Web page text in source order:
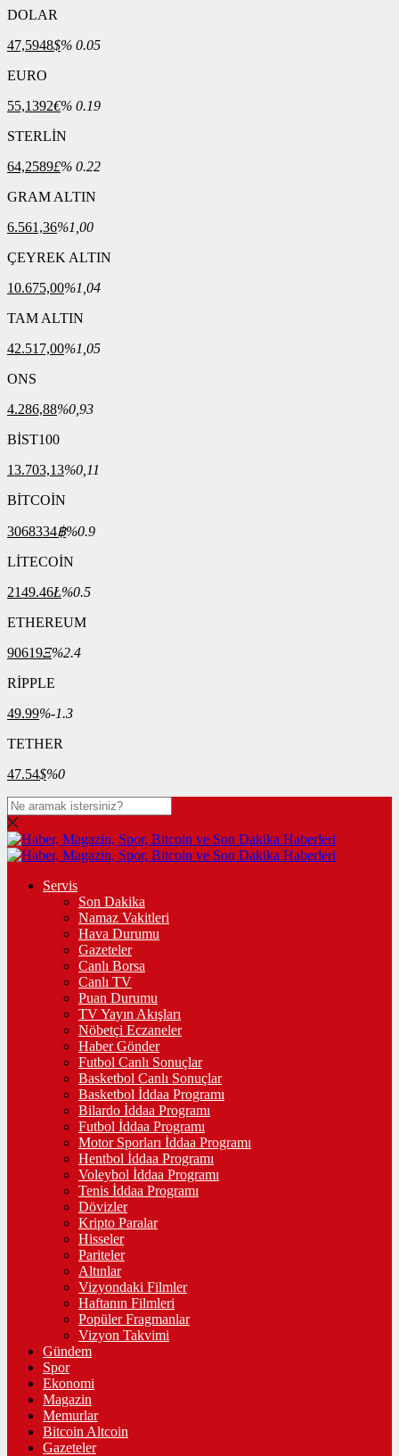
DOLAR
47,5948$% 0.05
EURO
55,1392€% 0.19
STERLİN
64,2589£% 0.22
GRAM ALTIN
6.561,36%1,00
ÇEYREK ALTIN
10.675,00%1,04
TAM ALTIN
42.517,00%1,05
ONS
4.286,88%0,93
BİST100
13.703,13%0,11
BİTCOİN
3068334฿%0.9
LİTECOİN
2149.46Ł%0.5
ETHEREUM
90619Ξ%2.4
RİPPLE
49.99%-1.3
TETHER
47.54$%0
Servis
Son Dakika
Namaz Vakitleri
Hava Durumu
Gazeteler
Canlı Borsa
Canlı TV
Puan Durumu
TV Yayın Akışları
Nöbetçi Eczaneler
Haber Gönder
Futbol Canlı Sonuçlar
Basketbol Canlı Sonuçlar
Basketbol İddaa Programı
Bilardo İddaa Programı
Futbol İddaa Programı
Motor Sporları İddaa Programı
Hentbol İddaa Programı
Voleybol İddaa Programı
Tenis İddaa Programı
Dövizler
Kripto Paralar
Hisseler
Pariteler
Altınlar
Vizyondaki Filmler
Haftanın Filmleri
Popüler Fragmanlar
Vizyon Takvimi
Gündem
Spor
Ekonomi
Magazin
Memurlar
Bitcoin Altcoin
Gazeteler